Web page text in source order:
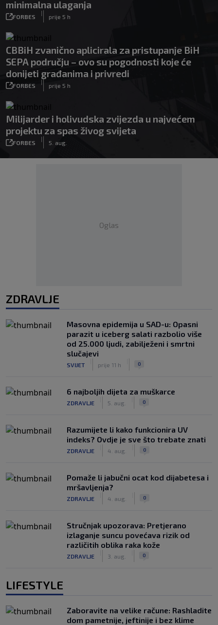
minimalna ulaganja
FORBES
|
prije 5 h
CBBiH zvanično aplicirala za pristupanje BiH
SEPA području – ovo su pogodnosti koje će
donijeti građanima i privredi
FORBES
|
prije 5 h
Milijarder i holivudska zvijezda u najvećem
projektu za spas živog svijeta
FORBES
|
5. aug.
Oglas
ZDRAVLJE
Masovna epidemija u SAD-u: Opasni
parazit u iceberg salati razbolio više
od 25.000 ljudi, zabilježeni i smrtni
slučajevi
SVIJET prije 11 h 0
6 najboljih dijeta za muškarce
ZDRAVLJE 5. aug. 0
Razumijete li kako funkcionira UV
indeks? Ovdje je sve što trebate znati
ZDRAVLJE 4. aug. 0
Pomaže li jabučni ocat kod dijabetesa i
mršavljenja?
ZDRAVLJE 4. aug. 0
Stručnjak upozorava: Pretjerano
izlaganje suncu povećava rizik od
različitih oblika raka kože
ZDRAVLJE 3. aug. 0
LIFESTYLE
Zaboravite na velike račune: Rashladite
dom pametnije, jeftinije i bez klime